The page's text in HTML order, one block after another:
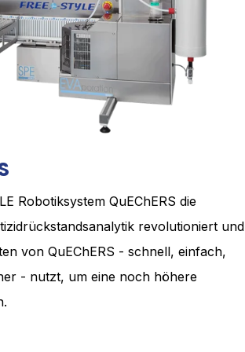
Robotiksystem QuEChERS die
revolutioniert und
von QuEChERS - schnell, einfach,
- nutzt, um eine noch höhere